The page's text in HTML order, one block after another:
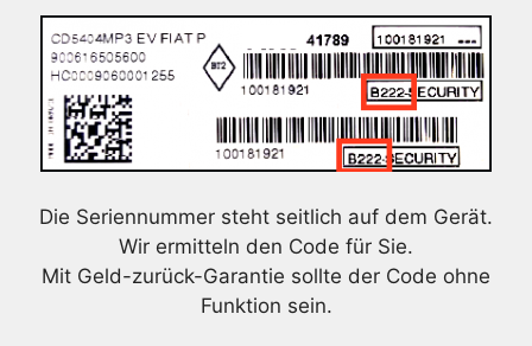
Die Seriennummer steht seitlich auf dem Gerät.
Wir ermitteln den Code für Sie.
Mit Geld-zurück-Garantie sollte der Code ohne
Funktion sein.